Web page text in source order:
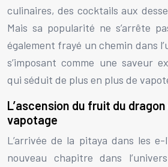
culinaires, des cocktails aux
Mais sa popularité ne s’arrête
également frayé un chemin dans
s’imposant comme une saveur
qui séduit de plus en plus de
L’ascension du fruit du
vapotage
L’arrivée de la pitaya dans les
nouveau chapitre dans